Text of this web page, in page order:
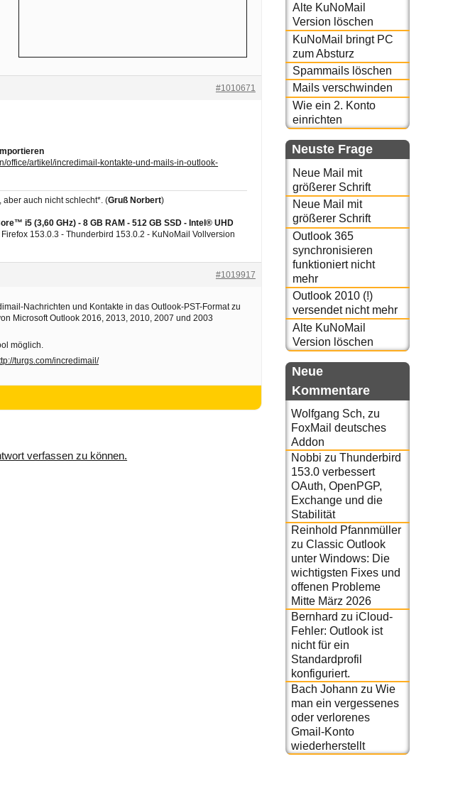
#1010671
office/artikel/incredimail-kontakte-und-mails-in-outlook-
auch nicht schlecht*. (Gruß Norbert)
i5 (3,60 GHz) - 8 GB RAM - 512 GB SSD - Intel® UHD
Firefox 153.0.3 - Thunderbird 153.0.2 - KuNoMail Vollversion
#1019917
Nachrichten und Kontakte in das Outlook-PST-Format zu
Microsoft Outlook 2016, 2013, 2010, 2007 und 2003
möglich.
turgs.com/incredimail/
verfassen zu können.
Alte KuNoMail
Version löschen
KuNoMail bringt PC
zum Absturz
Spammails löschen
Mails verschwinden
Wie ein 2. Konto
einrichten
Neuste Frage
Neue Mail mit
größerer Schrift
Neue Mail mit
größerer Schrift
Outlook 365
synchronisieren
funktioniert nicht
mehr
Outlook 2010 (!)
versendet nicht mehr
Alte KuNoMail
Version löschen
Neue
Kommentare
Wolfgang Sch, zu
FoxMail deutsches
Addon
Nobbi zu Thunderbird
153.0 verbessert
OAuth, OpenPGP,
Exchange und die
Stabilität
Reinhold Pfannmüller
zu Classic Outlook
unter Windows: Die
wichtigsten Fixes und
offenen Probleme
Mitte März 2026
Bernhard zu iCloud-
Fehler: Outlook ist
nicht für ein
Standardprofil
konfiguriert.
Bach Johann zu Wie
man ein vergessenes
oder verlorenes
Gmail-Konto
wiederherstellt